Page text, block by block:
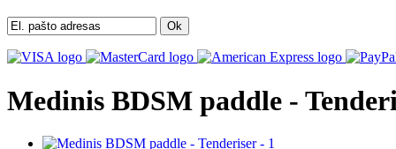
Ok
Medinis BDSM paddle -